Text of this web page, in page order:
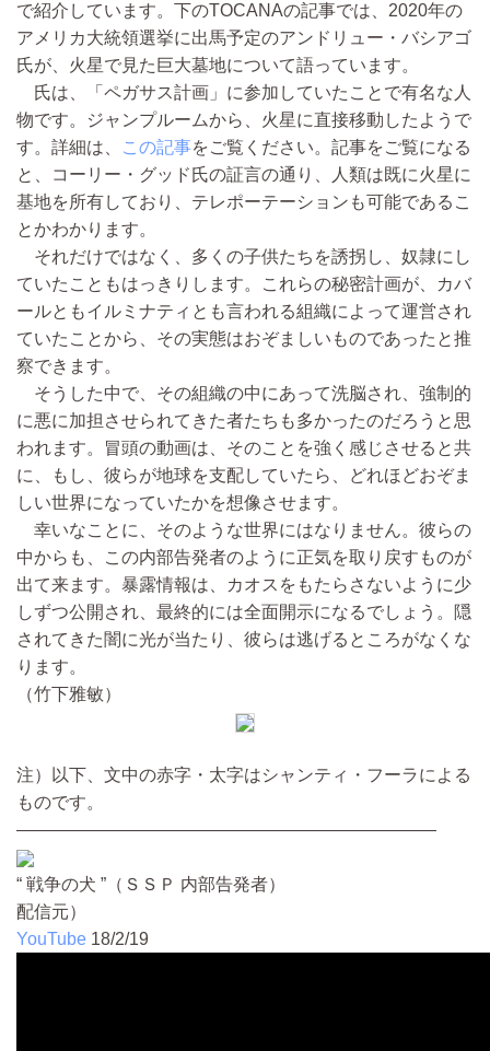
で紹介しています。下のTOCANAの記事では、2020年の
アメリカ大統領選挙に出馬予定のアンドリュー・バシアゴ
氏が、火星で見た巨大墓地について語っています。
氏は、「ペガサス計画」に参加していたことで有名な人
物です。ジャンプルームから、火星に直接移動したようで
す。詳細は、
この記事をご覧ください。記事をご覧になる
と、コーリー・グッド氏の証言の通り、人類は既に火星に
基地を所有しており、テレポーテーションも可能であるこ
とかわかります。
それだけではなく、多くの子供たちを誘拐し、奴隷にし
ていたこともはっきりします。これらの秘密計画が、カバ
ールともイルミナティとも言われる組織によって運営され
ていたことから、その実態はおぞましいものであったと推
察できます。
そうした中で、その組織の中にあって洗脳され、強制的
に悪に加担させられてきた者たちも多かったのだろうと思
われます。冒頭の動画は、そのことを強く感じさせると共
に、もし、彼らが地球を支配していたら、どれほどおぞま
しい世界になっていたかを想像させます。
幸いなことに、そのような世界にはなりません。彼らの
中からも、この内部告発者のように正気を取り戻すものが
出て来ます。暴露情報は、カオスをもたらさないように少
しずつ公開され、最終的には全面開示になるでしょう。隠
されてきた闇に光が当たり、彼らは逃げるところがなくな
ります。
（竹下雅敏）
注）以下、文中の赤字・太字はシャンティ・フーラによる
ものです。
————————————————————————
“ 戦争の犬 ”（ＳＳＰ 内部告発者）
配信元）
YouTube 18/2/19